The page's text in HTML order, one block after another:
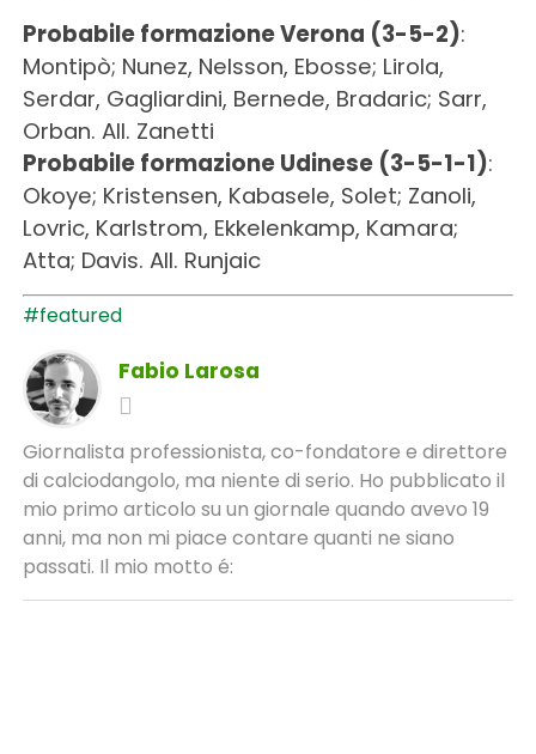
Probabile formazione Verona (3-5-2):
Montipò; Nunez, Nelsson, Ebosse; Lirola,
Serdar, Gagliardini, Bernede, Bradaric; Sarr,
Orban. All. Zanetti
Probabile formazione Udinese (3-5-1-1):
Okoye; Kristensen, Kabasele, Solet; Zanoli,
Lovric, Karlstrom, Ekkelenkamp, Kamara;
Atta; Davis. All. Runjaic
#featured
Fabio Larosa
Giornalista professionista, co-fondatore e direttore
di calciodangolo, ma niente di serio. Ho pubblicato il
mio primo articolo su un giornale quando avevo 19
anni, ma non mi piace contare quanti ne siano
passati. Il mio motto é: